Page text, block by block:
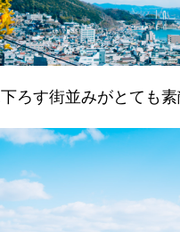
ろす街並みがとても素